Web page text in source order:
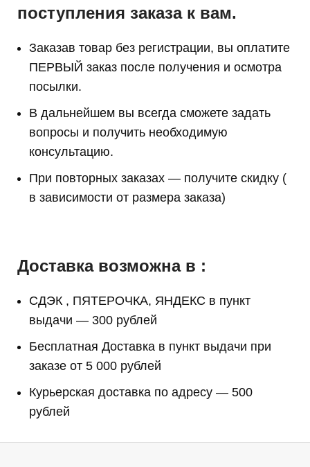
поступления заказа к вам.
Заказав товар без регистрации, вы оплатите
ПЕРВЫЙ заказ после получения и осмотра
посылки.
В дальнейшем вы всегда сможете задать
вопросы и получить необходимую
консультацию.
При повторных заказах — получите скидку (
в зависимости от размера заказа)
Доставка возможна в :
СДЭК , ПЯТЕРОЧКА, ЯНДЕКС в пункт
выдачи — 300 рублей
Бесплатная Доставка в пункт выдачи при
заказе от 5 000 рублей
Курьерская доставка по адресу — 500
рублей